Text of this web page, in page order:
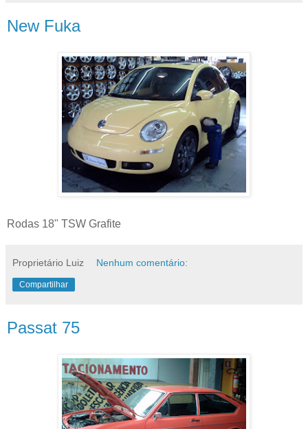
New Fuka
Rodas 18" TSW Grafite
Proprietário Luiz Nenhum comentário:
Compartilhar
Passat 75